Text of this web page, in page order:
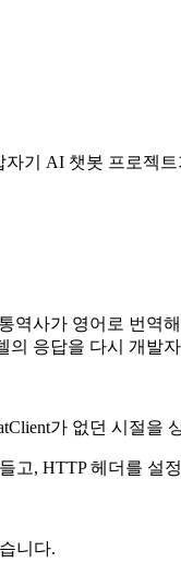
자기 AI 챗봇 프로젝
역사가 영어로 번역
응답을 다시 개발
가 없던 시절을
고, HTTP 헤더를 설
니다.